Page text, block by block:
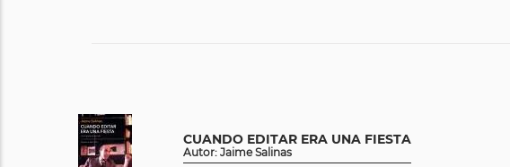
CUANDO EDITAR ERA UNA FIESTA
Autor: Jaime Salinas